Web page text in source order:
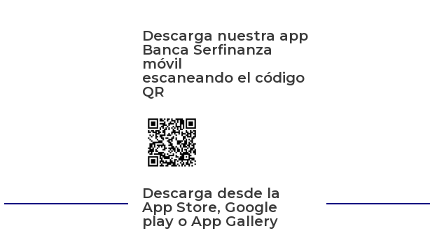
Descarga nuestra app
Banca Serfinanza
móvil
escaneando el código
QR
Descarga desde la
App Store, Google
play o App Gallery